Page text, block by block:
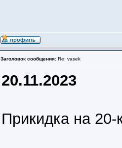
Заголовок сообщения: Re: vasek
20.11.2023
Прикидка на 20-